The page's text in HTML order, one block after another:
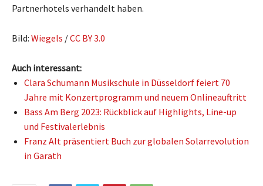
Partnerhotels verhandelt haben.
Bild: Wiegels /CC BY 3.0
Auch interessant:
Clara Schumann Musikschule in Düsseldorf feiert 70
Jahre mit Konzertprogramm und neuem Onlineauftritt
Bass Am Berg 2023: Rückblick auf Highlights, Line-up
und Festivalerlebnis
Franz Alt präsentiert Buch zur globalen Solarrevolution
in Garath